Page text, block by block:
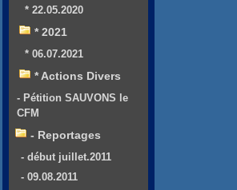
* 22.05.2020
* 2021
* 06.07.2021
* Actions Divers
- Pétition SAUVONS le
CFM
- Reportages
- début juillet.2011
- 09.08.2011